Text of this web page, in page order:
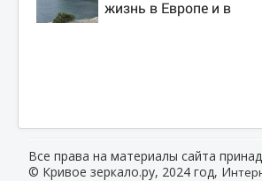
жизнь в Европе и в
Все права на материалы сайта
© Кривое зеркало.ру, 2024 год, И